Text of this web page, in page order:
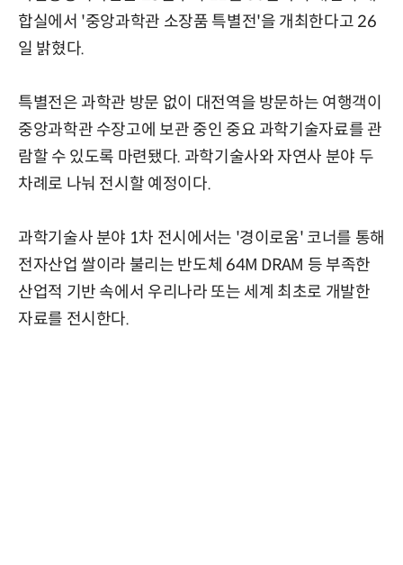
합실에서 '중앙과학관 소장품 특별전'을 개최한다고 26
일 밝혔다.
특별전은 과학관 방문 없이 대전역을 방문하는 여행객이
중앙과학관 수장고에 보관 중인 중요 과학기술자료를 관
람할 수 있도록 마련됐다. 과학기술사와 자연사 분야 두
차례로 나눠 전시할 예정이다.
과학기술사 분야 1차 전시에서는 '경이로움' 코너를 통해
전자산업 쌀이라 불리는 반도체 64M DRAM 등 부족한
산업적 기반 속에서 우리나라 또는 세계 최초로 개발한
자료를 전시한다.